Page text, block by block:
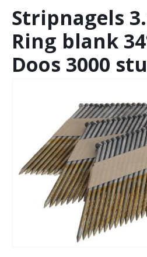
Stripnagels
Ring blank
Doos 3000